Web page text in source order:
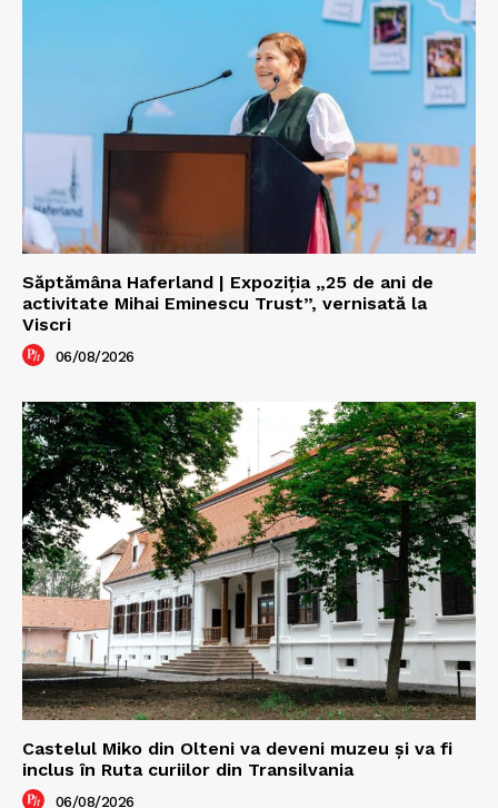
Săptămâna Haferland | Expoziţia „25 de ani de
activitate Mihai Eminescu Trust”, vernisată la
Viscri
06/08/2026
Castelul Miko din Olteni va deveni muzeu şi va fi
inclus în Ruta curiilor din Transilvania
06/08/2026